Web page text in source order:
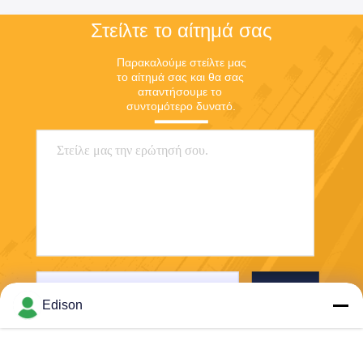
Στείλτε το αίτημά σας
Παρακαλούμε στείλτε μας
το αίτημά σας και θα σας
απαντήσουμε το
συντομότερο δυνατό.
Edison